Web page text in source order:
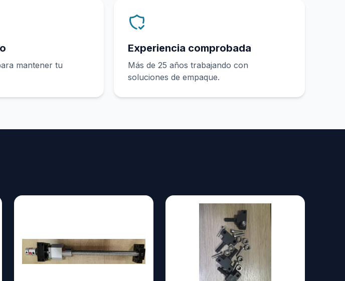
mantener tu
Experiencia comprobada
Más de 25 años trabajando con
soluciones de empaque.